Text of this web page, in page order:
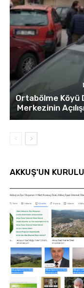
Ortabölme Köyü
Merkezinin
AKKUŞ'UN